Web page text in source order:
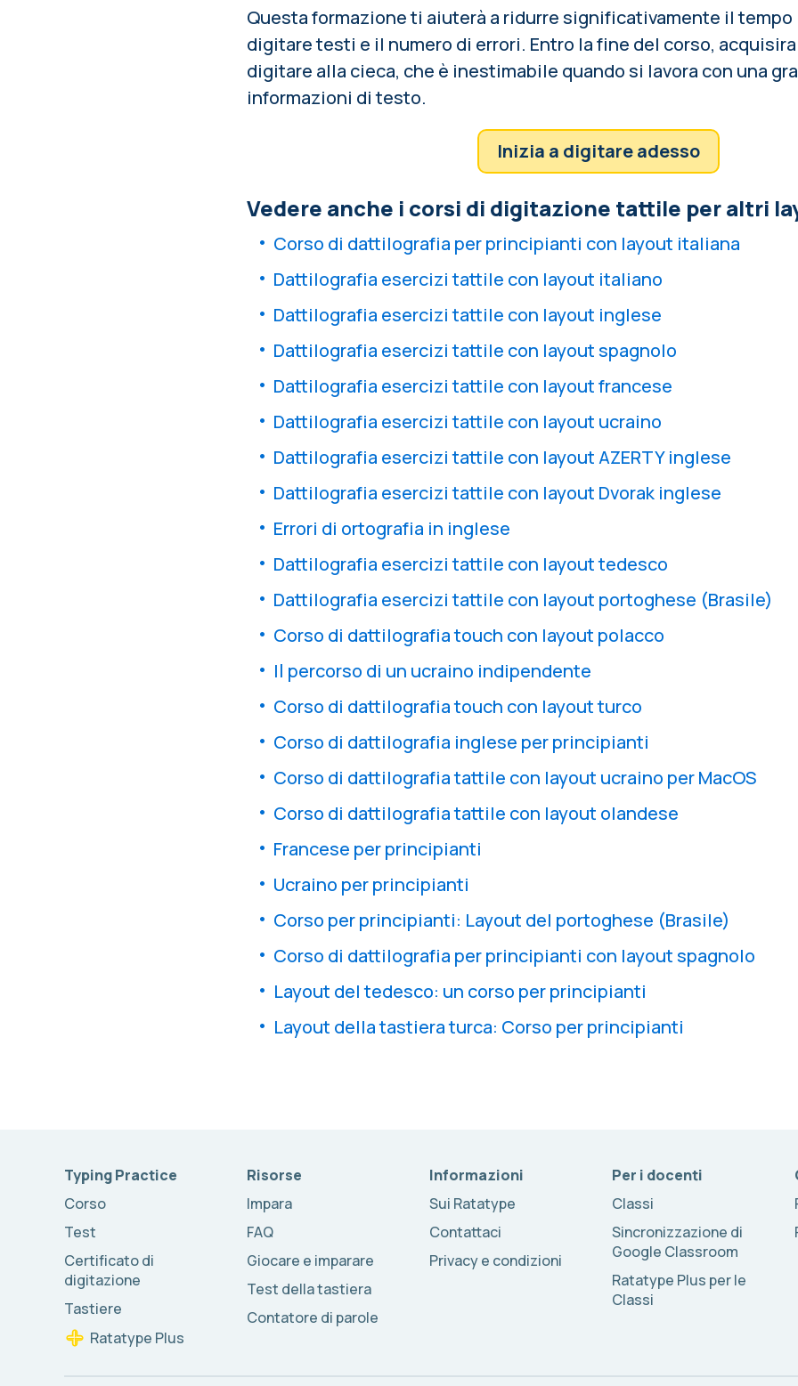
Questa formazione ti aiuterà a ridurre significativamente il tempo
digitare testi e il numero di errori. Entro la fine del corso,
digitare alla cieca, che è inestimabile quando si lavora con una
informazioni di testo.
Inizia a digitare adesso
Vedere anche i corsi di digitazione tattile per altri
Corso di dattilografia per principianti con layout italiana
Dattilografia esercizi tattile con layout italiano
Dattilografia esercizi tattile con layout inglese
Dattilografia esercizi tattile con layout spagnolo
Dattilografia esercizi tattile con layout francese
Dattilografia esercizi tattile con layout ucraino
Dattilografia esercizi tattile con layout AZERTY inglese
Dattilografia esercizi tattile con layout Dvorak inglese
Errori di ortografia in inglese
Dattilografia esercizi tattile con layout tedesco
Dattilografia esercizi tattile con layout portoghese (Brasile)
Corso di dattilografia touch con layout polacco
Il percorso di un ucraino indipendente
Corso di dattilografia touch con layout turco
Corso di dattilografia inglese per principianti
Corso di dattilografia tattile con layout ucraino per MacOS
Corso di dattilografia tattile con layout olandese
Francese per principianti
Ucraino per principianti
Corso per principianti: Layout del portoghese (Brasile)
Corso di dattilografia per principianti con layout spagnolo
Layout del tedesco: un corso per principianti
Layout della tastiera turca: Corso per principianti
Typing Practice
Corso
Test
Certificato di
digitazione
Tastiere
Ratatype Plus
Risorse
Impara
FAQ
Giocare e imparare
Test della tastiera
Contatore di parole
Informazioni
Sui Ratatype
Contattaci
Privacy e condizioni
Per i docenti
Classi
Sincronizzazione di
Google Classroom
Ratatype Plus per le
Classi